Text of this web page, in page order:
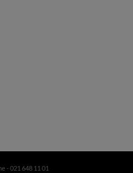
- 021 648 11 01